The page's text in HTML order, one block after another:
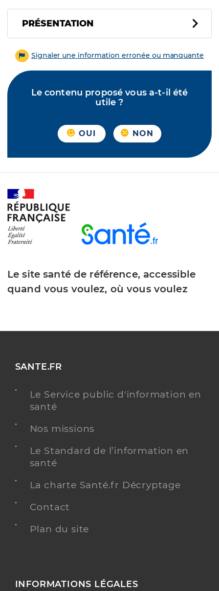
PRÉSENTATION
Signaler une information erronée ou manquante
Le contenu proposé vous a-t-il été
utile ?
OUI NON
Le site santé de référence, accessible
quand vous voulez, où vous voulez
SANTE.FR
Le Service public d'information en
santé
Nos missions
Le Standard de l’information en
santé
La charte Santé.fr Décryptage
Contact
Plan du site
INFORMATIONS LÉGALES